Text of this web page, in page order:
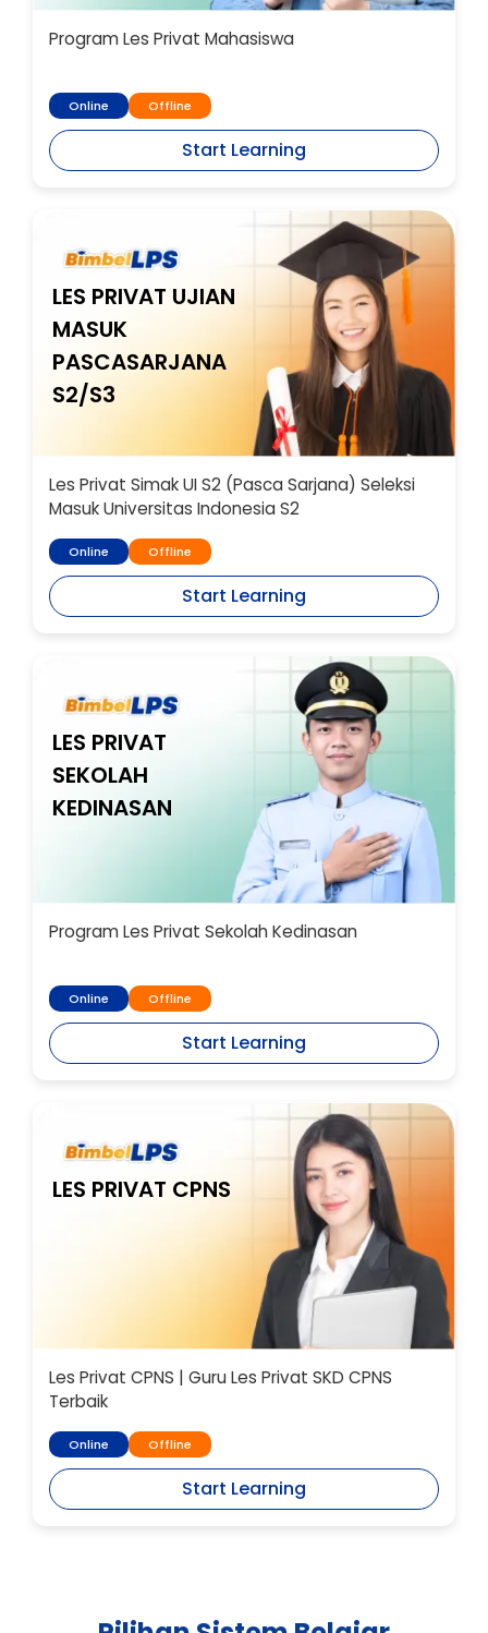
Program Les Privat Mahasiswa
Online Offline
Start Learning
LES PRIVAT UJIAN
MASUK
PASCASARJANA
S2/S3
Les Privat Simak UI S2 (Pasca Sarjana) Seleksi
Masuk Universitas Indonesia S2
Online Offline
Start Learning
LES PRIVAT
SEKOLAH
KEDINASAN
Program Les Privat Sekolah Kedinasan
Online Offline
Start Learning
LES PRIVAT CPNS
Les Privat CPNS | Guru Les Privat SKD CPNS
Terbaik
Online Offline
Start Learning